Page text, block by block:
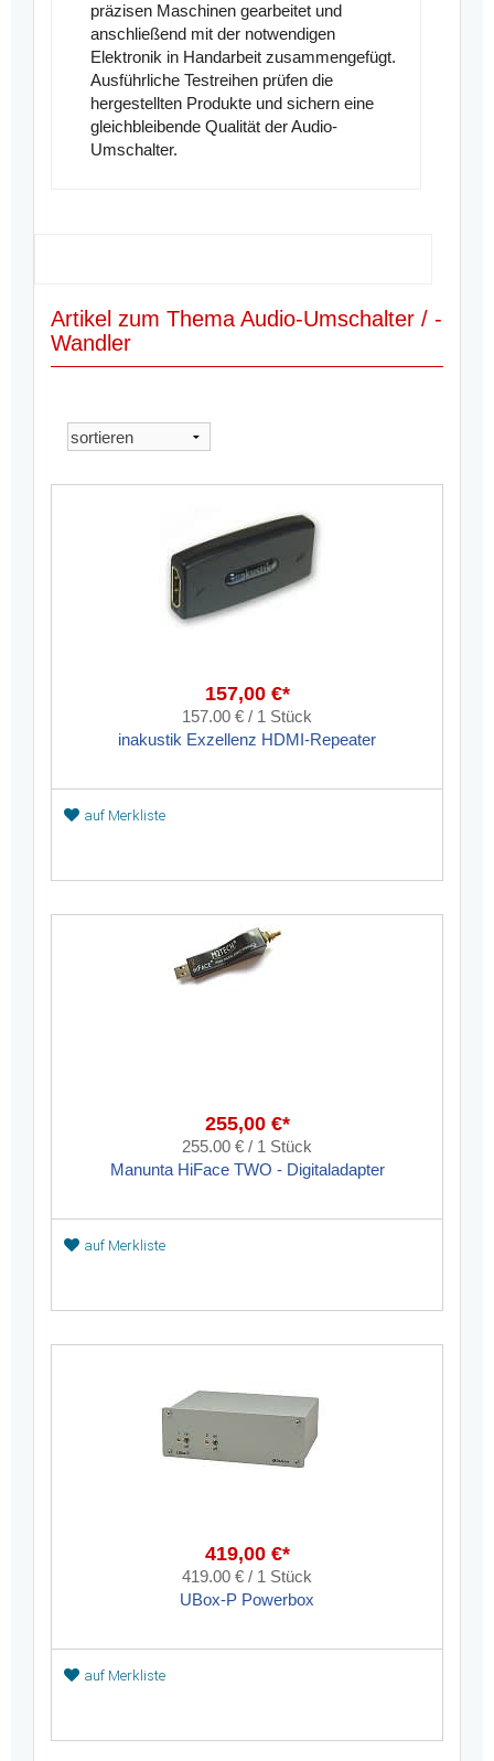
präzisen Maschinen gearbeitet und
anschließend mit der notwendigen
Elektronik in Handarbeit zusammengefügt.
Ausführliche Testreihen prüfen die
hergestellten Produkte und sichern eine
gleichbleibende Qualität der Audio-
Umschalter.
Artikel zum Thema Audio-Umschalter / -
Wandler
157,00 €*
157.00 € / 1 Stück
inakustik Exzellenz HDMI-Repeater
auf Merkliste
255,00 €*
255.00 € / 1 Stück
Manunta HiFace TWO - Digitaladapter
auf Merkliste
419,00 €*
419.00 € / 1 Stück
UBox-P Powerbox
auf Merkliste